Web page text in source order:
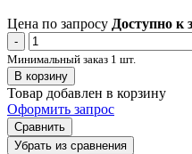
Цена по запросу Доступно к
-
Минимальный заказ 1 шт.
В корзину
Товар добавлен в корзину
Оформить запрос
Сравнить
Убрать из сравнения